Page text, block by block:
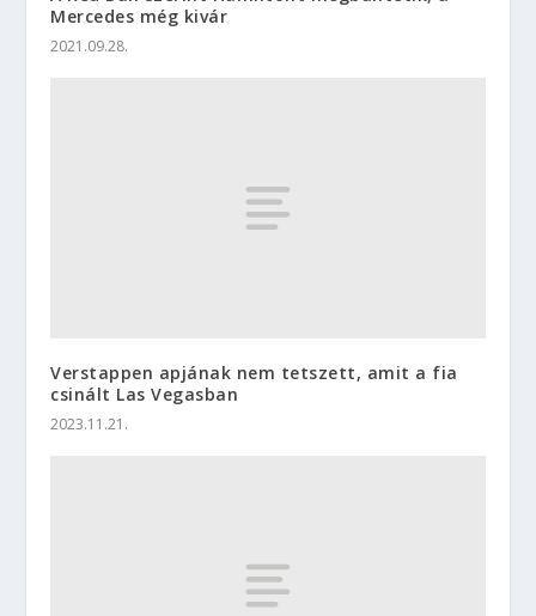
Mercedes még kivár
2021.09.28.
Verstappen apjának nem tetszett, amit a fia
csinált Las Vegasban
2023.11.21.